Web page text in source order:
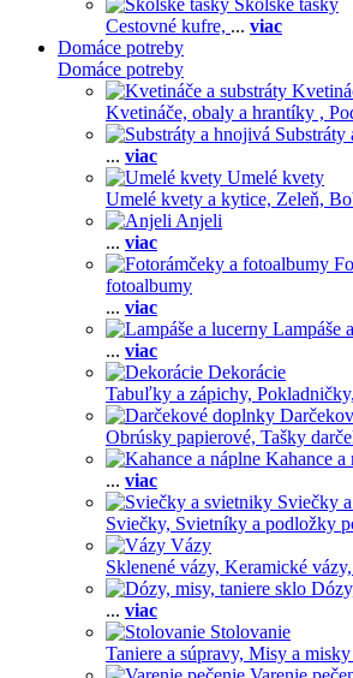
Školské tašky
Cestovné kufre, ... viac
Domáce potreby
Domáce potreby
Kvetináče, obaly a hrantíky ,
Substráty
... viac
Umelé kvety
Umelé kvety a kytice, Zeleň,
Anjeli
... viac
fotoalbumy
... viac
Lampáše
... viac
Dekorácie
Tabuľky a zápichy,
Obrúsky papierové, Tašky
Kahance a
... viac
Sviečky
Sviečky, Svietníky a podložky
Vázy
Sklenené vázy, Keramické vázy,
... viac
Stolovanie
Taniere a súpravy, Misy a misky